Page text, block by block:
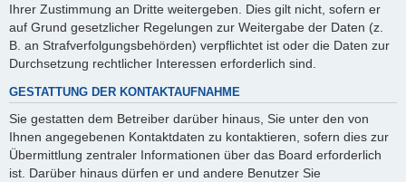
Ihrer Zustimmung an Dritte weitergeben. Dies gilt nicht, sofern er
auf Grund gesetzlicher Regelungen zur Weitergabe der Daten (z.
B. an Strafverfolgungsbehörden) verpflichtet ist oder die Daten zur
Durchsetzung rechtlicher Interessen erforderlich sind.
GESTATTUNG DER KONTAKTAUFNAHME
Sie gestatten dem Betreiber darüber hinaus, Sie unter den von
Ihnen angegebenen Kontaktdaten zu kontaktieren, sofern dies zur
Übermittlung zentraler Informationen über das Board erforderlich
ist. Darüber hinaus dürfen er und andere Benutzer Sie